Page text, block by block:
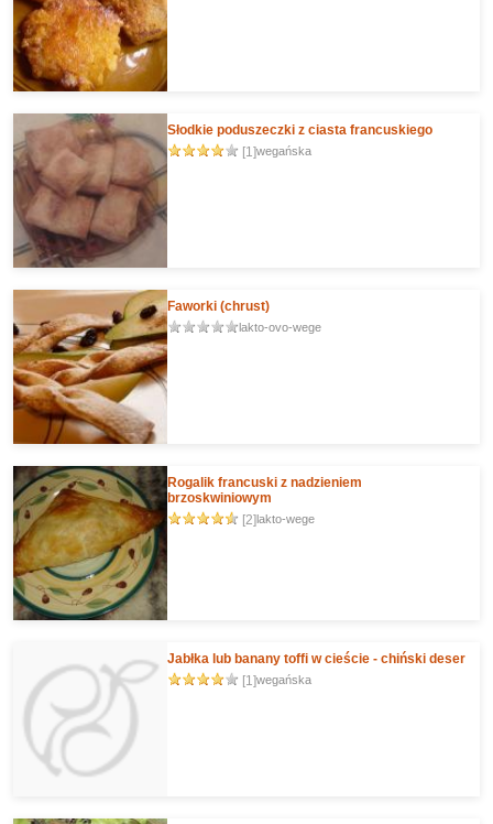
Słodkie poduszeczki z ciasta francuskiego
[1]wegańska
Faworki (chrust)
lakto-ovo-wege
Rogalik francuski z nadzieniem
brzoskwiniowym
[2]lakto-wege
Jabłka lub banany toffi w cieście - chiński deser
[1]wegańska